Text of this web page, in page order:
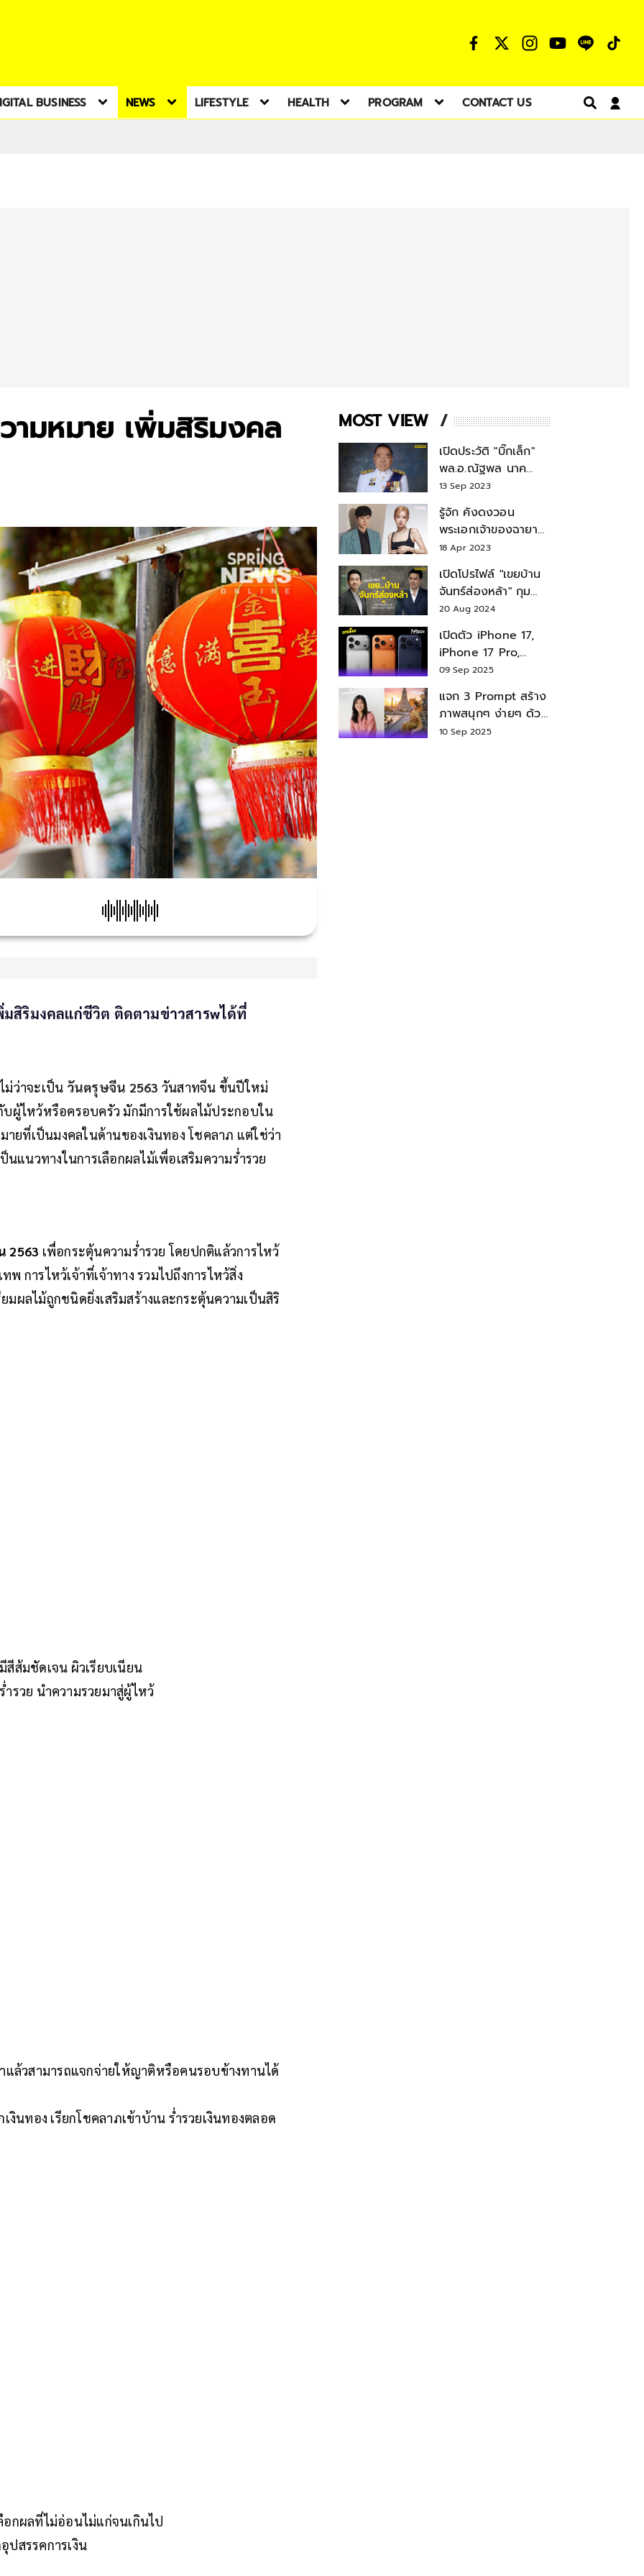
BUSINESS NEWS LIFESTYLE HEALTH PROGRAM CONTACT US
ามหมาย เพิ่มสิริมงคล
สิริมงคลแก่ชีวิต ติดตามข่าวสารwได้ที่
ม่ว่าจะเป็น วันตรุษจีน 2563 วันสาทจีน ขึ้นปีใหม่
บผู้ไหว้หรือครอบครัว มักมีการใช้ผลไม้ประกอบใน
ยที่เป็นมงคลในด้านของเงินทอง โชคลาภ แต่ใช่ว่า
แนวทางในการเลือกผลไม้เพื่อเสริมความร่ำรวย
2563 เพื่อกระตุ้นความร่ำรวย โดยปกติแล้วการไหว้
การไหว้เจ้าที่เจ้าทาง รวมไปถึงการไหว้สิ่ง
ผลไม้ถูกชนิดยิ่งเสริมสร้างและกระตุ้นความเป็นสิริ
ส้มชัดเจน ผิวเรียบเนียน
รวย นำความรวยมาสู่ผู้ไหว้
แล้วสามารถแจกจ่ายให้ญาติหรือคนรอบข้างทานได้
นทอง เรียกโชคลาภเข้าบ้าน ร่ำรวยเงินทองตลอด
กผลที่ไม่อ่อนไม่แก่จนเกินไป
ปสรรคการเงิน
MOST VIEW
เปิดประวัติ "บิ๊กเล็ก"
พล.อ.ณัฐพล นาค
พาณิชย์ จากเลขาฯ
สมช.-เลขาฯ
รมว.กลาโหม
13 Sep 2023
รู้จัก คังดงวอน
พระเอกเจ้าของฉายา
สมบัติแห่งชาติ หลังมี
18 Apr 2023
เปิดโปรไฟล์ "เขยบ้าน
จันทร์ส่องหล้า" กุม
บังเหียนธุรกิจตระกูล
"ชินวัตร"
20 Aug 2024
เปิดตัว iPhone 17,
iPhone 17 Pro,
iPhone 17 Air สเปค
09 Sep 2025
แจก 3 Prompt สร้าง
ภาพสนุกๆ ง่ายๆ ด้วย
Nano Banana ใน
10 Sep 2025